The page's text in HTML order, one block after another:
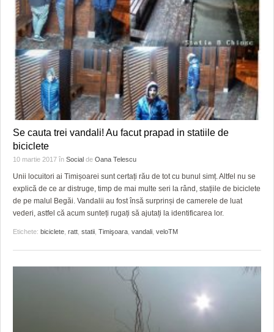
Se cauta trei vandali! Au facut prapad in statiile de
biciclete
10 martie 2017 în Social de Oana Telescu
Unii locuitori ai Timișoarei sunt certați rău de tot cu bunul simț. Altfel nu se
explică de ce ar distruge, timp de mai multe seri la rând, stațiile de biciclete
de pe malul Begăi. Vandalii au fost însă surprinși de camerele de luat
vederi, astfel că acum sunteți rugați să ajutați la identificarea lor.
Etichete: biciclete ratt statii Timişoara vandali veloTM